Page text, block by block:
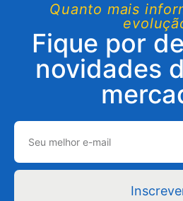
Quanto mais
Fique por
novidades